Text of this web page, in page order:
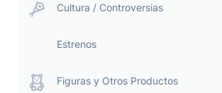
Cultura / Controversias
Estrenos
Figuras y Otros Productos